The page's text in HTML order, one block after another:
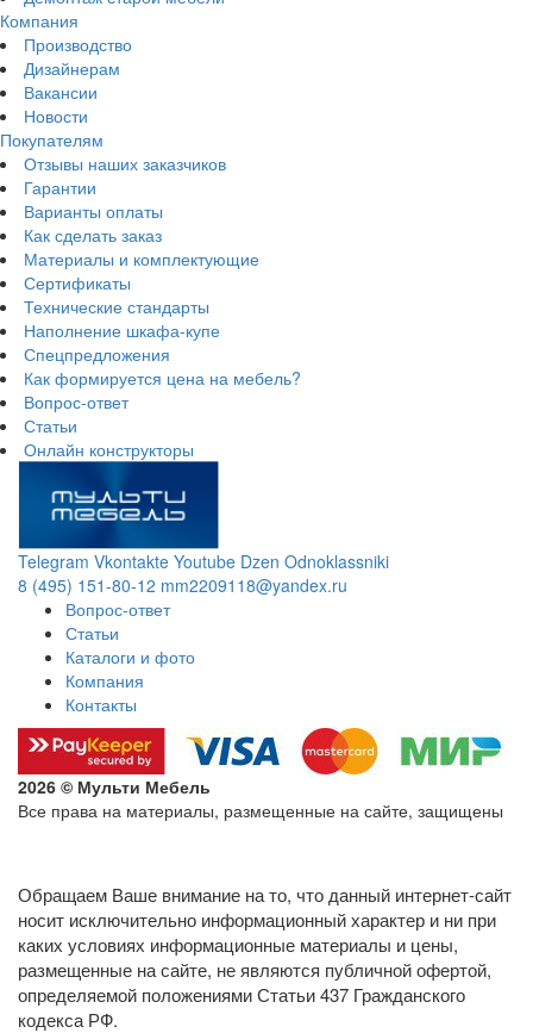
Компания
Производство
Дизайнерам
Вакансии
Новости
Покупателям
Отзывы наших заказчиков
Гарантии
Варианты оплаты
Как сделать заказ
Материалы и комплектующие
Сертификаты
Технические стандарты
Наполнение шкафа-купе
Спецпредложения
Как формируется цена на мебель?
Вопрос-ответ
Статьи
Онлайн конструкторы
Telegram Vkontakte Youtube Dzen Odnoklassniki
8 (495) 151-80-12 mm2209118@yandex.ru
Вопрос-ответ
Статьи
Каталоги и фото
Компания
Контакты
2026 © Мульти Мебель
Все права на материалы, размещенные на сайте, защищены
Обращаем Ваше внимание на то, что данный интернет-сайт
носит исключительно информационный характер и ни при
каких условиях информационные материалы и цены,
размещенные на сайте, не являются публичной офертой,
определяемой положениями Статьи 437 Гражданского
кодекса РФ.